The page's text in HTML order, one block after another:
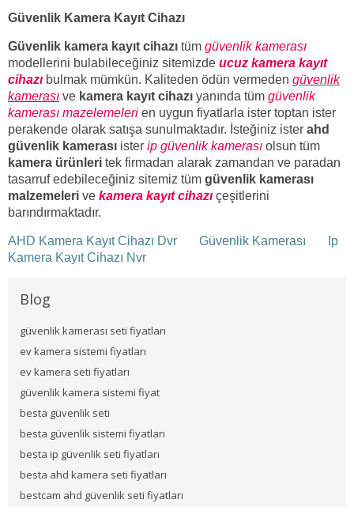
Güvenlik Kamera Kayıt Cihazı
Güvenlik kamera kayıt cihazı tüm güvenlik kamerası
modellerini bulabileceğiniz sitemizde ucuz kamera kayıt
cihazı bulmak mümkün. Kaliteden ödün vermeden güvenlik
kamerası ve kamera kayıt cihazı yanında tüm güvenlik
kamerası mazelemeleri en uygun fiyatlarla ister toptan ister
perakende olarak satışa sunulmaktadır. İsteğiniz ister ahd
güvenlik kamerası ister ip güvenlik kamerası olsun tüm
kamera ürünleri tek firmadan alarak zamandan ve paradan
tasarruf edebileceğiniz sitemiz tüm güvenlik kamerası
malzemeleri ve kamera kayıt cihazı çeşitlerini
barındırmaktadır.
AHD Kamera Kayıt Cihazı Dvr Güvenlik Kamerası
Ip
Kamera Kayıt Cihazı Nvr
Blog
güvenlik kamerası seti fiyatları
ev kamera sistemi fiyatları
ev kamera seti fiyatları
güvenlik kamera sistemi fiyat
besta güvenlik seti
besta güvenlik sistemi fiyatları
besta ip güvenlik seti fiyatları
besta ahd kamera seti fiyatları
bestcam ahd güvenlik seti fiyatları